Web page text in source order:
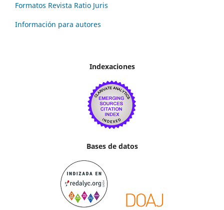
Formatos Revista Ratio Juris
Información para autores
Indexaciones
Bases de datos